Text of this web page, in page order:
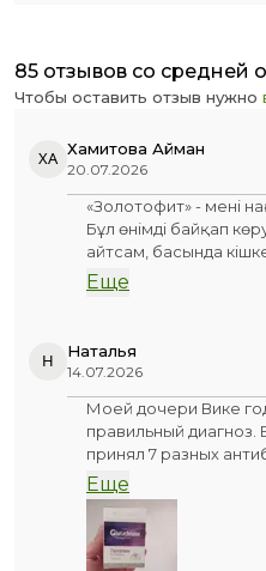
85 отзывов со средней
Чтобы оставить отзыв нужно
ХА Хамитова Айман
20.07.2026
«Золотофит» - менің
Бұл өнімді байқап
айтсам, басында
нәтижесі барлық
Нәтижесі алғашқы
түрде алып көріңіздер.
Еще
Н Наталья
14.07.2026
Моей дочери Вике
правильный диагноз.
принял 7 разных
столько не пили).
постоянно. Надежда
насморк не
Как-то так
TianDe. Я долго
Еще